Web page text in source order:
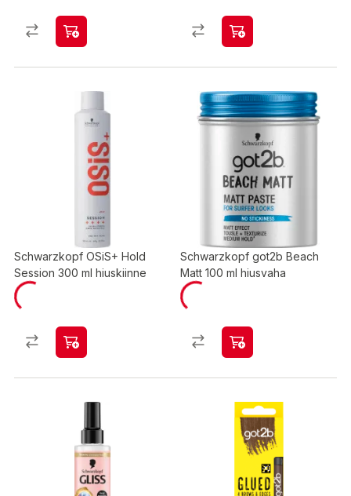
Schwarzkopf OSiS+ Hold
Session 300 ml hiuskiinne
Schwarzkopf got2b Beach
Matt 100 ml hiusvaha